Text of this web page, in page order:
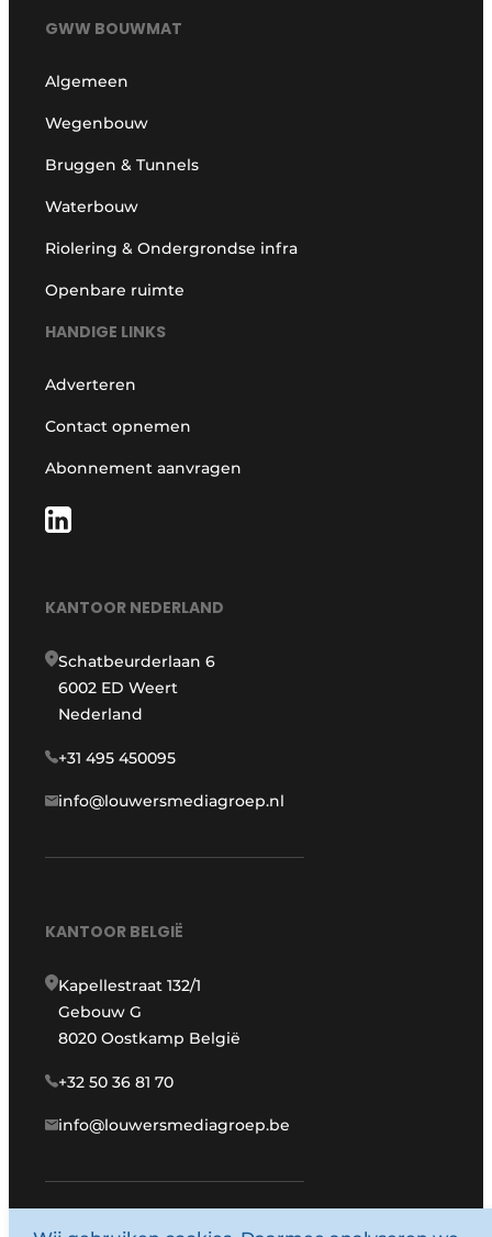
GWW BOUWMAT
Algemeen
Wegenbouw
Bruggen & Tunnels
Waterbouw
Riolering & Ondergrondse infra
Openbare ruimte
HANDIGE LINKS
Adverteren
Contact opnemen
Abonnement aanvragen
KANTOOR NEDERLAND
Schatbeurderlaan 6
6002 ED Weert
Nederland
+31 495 450095
info@louwersmediagroep.nl
KANTOOR BELGIË
Kapellestraat 132/1
Gebouw G
8020 Oostkamp België
+32 50 36 81 70
info@louwersmediagroep.be